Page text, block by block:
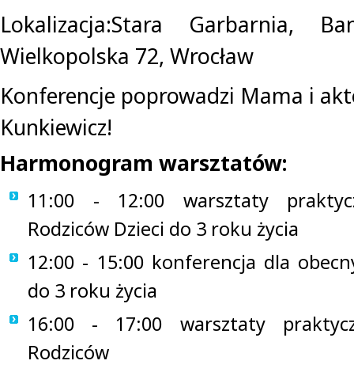
Lokalizacja:Stara Garbarnia,
Wielkopolska 72, Wrocław
Konferencje poprowadzi Mama i
Kunkiewicz!
Harmonogram warsztatów:
11:00 - 12:00 warsztaty
Rodziców Dzieci do 3 roku życia
12:00 - 15:00 konferencja dla
do 3 roku życia
16:00 - 17:00 warsztaty
Rodziców